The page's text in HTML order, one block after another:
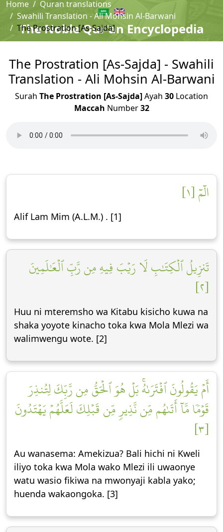
The Noble Qur'an Encyclopedia
Home
Quran translations
Swahili Translation - Ali Mohsin Al-Barwani
The Prostration [As-Sajda]
The Prostration [As-Sajda] - Swahili
Translation - Ali Mohsin Al-Barwani
Surah The Prostration [As-Sajda]Ayah 30 Location
Maccah Number32
الٓمٓ [١]
Alif Lam Mim (A.L.M.) . [1]
تَنزِيلُ ٱلۡكِتَٰبِ لَا رَيۡبَ فِيهِ مِن رَّبِّ ٱلۡعَٰلَمِينَ
[٢]
Huu ni mteremsho wa Kitabu kisicho kuwa na
shaka yoyote kinacho toka kwa Mola Mlezi wa
walimwengu wote. [2]
أَمۡ يَقُولُونَ ٱفۡتَرَىٰهُۚ بَلۡ هُوَ ٱلۡحَقُّ مِن رَّبِّكَ لِتُنذِرَ
قَوۡمٗا مَّآ أَتَىٰهُم مِّن نَّذِيرٖ مِّن قَبۡلِكَ لَعَلَّهُمۡ يَهۡتَدُونَ
[٣]
Au wanasema: Amekizua? Bali hichi ni Kweli
iliyo toka kwa Mola wako Mlezi ili uwaonye
watu wasio fikiwa na mwonyaji kabla yako;
huenda wakaongoka. [3]